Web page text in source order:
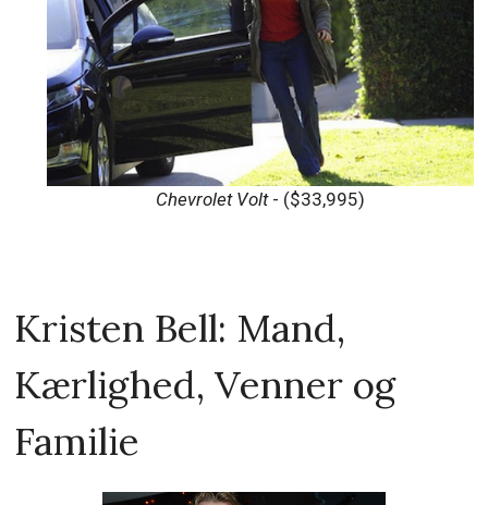
Chevrolet Volt- ($33,995)
Kristen Bell: Mand,
Kærlighed, Venner og
Familie